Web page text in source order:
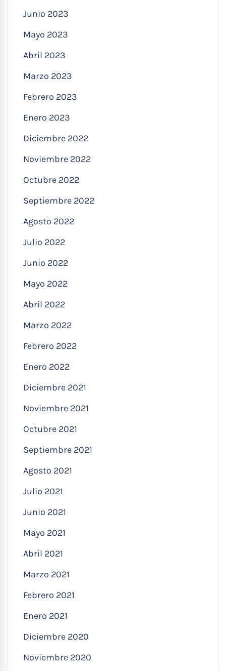
Junio 2023
Mayo 2023
Abril 2023
Marzo 2023
Febrero 2023
Enero 2023
Diciembre 2022
Noviembre 2022
Octubre 2022
Septiembre 2022
Agosto 2022
Julio 2022
Junio 2022
Mayo 2022
Abril 2022
Marzo 2022
Febrero 2022
Enero 2022
Diciembre 2021
Noviembre 2021
Octubre 2021
Septiembre 2021
Agosto 2021
Julio 2021
Junio 2021
Mayo 2021
Abril 2021
Marzo 2021
Febrero 2021
Enero 2021
Diciembre 2020
Noviembre 2020